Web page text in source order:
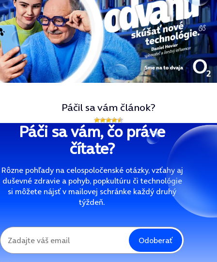
Páčil sa vám článok?
Páči sa vám, čo práve
čítate?
Rôzne pohľady na celospoločenské otázky, vzťahy aj
duševné zdravie a pohyb, popkultúru či technológie
si môžete nájsť v mailovej schránke každý druhý
týždeň.
Odoberať